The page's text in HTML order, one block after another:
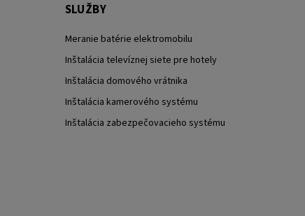
SLUŽBY
Meranie batérie elektromobilu
Inštalácia televíznej siete pre hotely
Inštalácia domového vrátnika
Inštalácia kamerového systému
Inštalácia zabezpečovacieho systému